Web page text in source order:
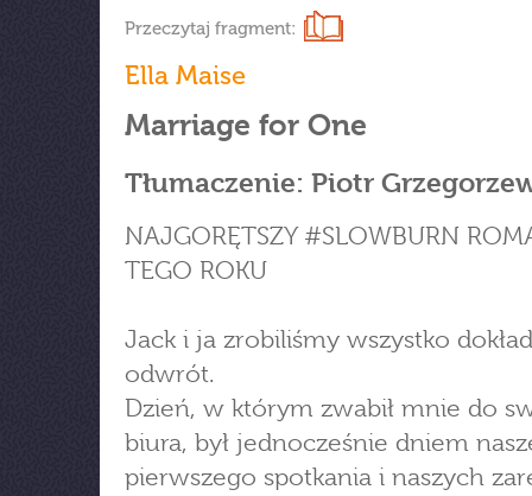
Przeczytaj fragment:
Ella Maise
Marriage for One
Tłumaczenie: Piotr
NAJGORĘTSZY #SLOWBURN
TEGO ROKU
Jack i ja zrobiliśmy wszystko
odwrót.
Dzień, w którym zwabił mnie do
biura, był jednocześnie dniem
pierwszego spotkania i naszych